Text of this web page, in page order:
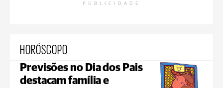
PUBLICIDADE
HORÓSCOPO
Previsões no Dia dos Pais
destacam família e